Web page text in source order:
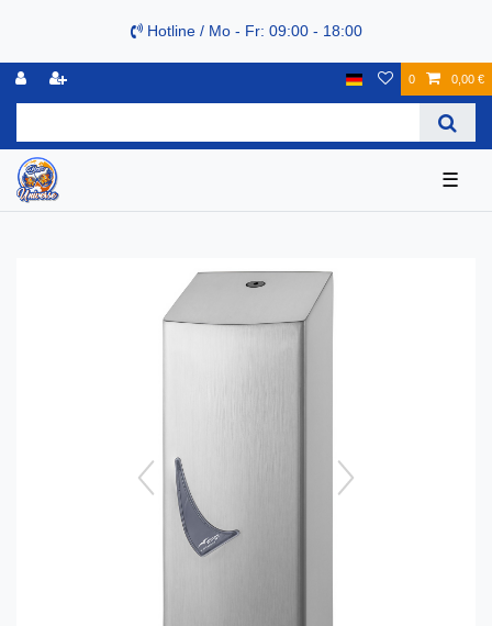
Hotline / Mo - Fr: 09:00 - 18:00
0 0,00 €
☰